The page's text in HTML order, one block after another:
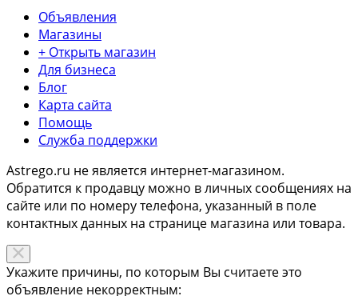
Объявления
Магазины
+ Открыть магазин
Для бизнеса
Блог
Карта сайта
Помощь
Служба поддержки
Astrego.ru не является интернет-магазином.
Обратится к продавцу можно в личных сообщениях на
сайте или по номеру телефона, указанный в поле
контактных данных на странице магазина или товара.
Укажите причины, по которым Вы считаете это
объявление некорректным: